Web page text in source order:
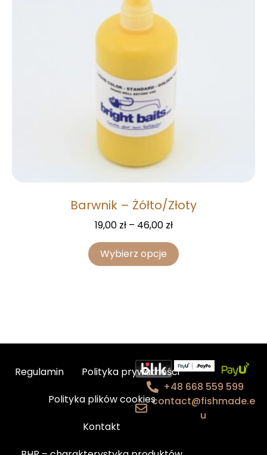
Barwnik – Żółto/Złoty
19,00 zł – 46,00 zł
Wybierz opcje
Regulamin
Polityka prywatności
Polityka plików cookies
Kontakt
+48 668 559 599
contact@fishmade.e
u